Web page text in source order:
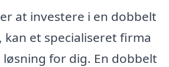
at investere i en dobbelt
kan et specialiseret firma
for dig. En dobbelt